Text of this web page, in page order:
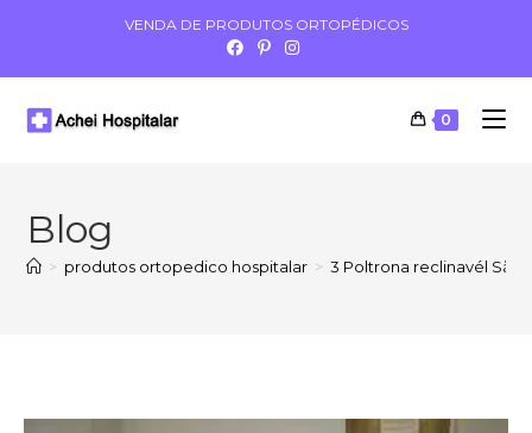
VENDA DE PRODUTOS ORTOPÉDICOS
0
Blog
> produtos ortopedico hospitalar > 3 Poltrona reclinavél São